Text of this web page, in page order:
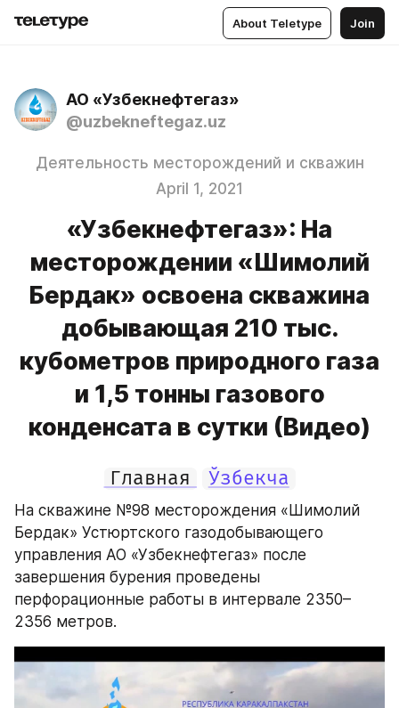
About Teletype Join
АО «Узбекнефтегаз»
@uzbekneftegaz.uz
Деятельность месторождений и скважин
April 1, 2021
«Узбекнефтегаз»: На
месторождении «Шимолий
Бердак» освоена скважина
добывающая 210 тыс.
кубометров природного газа
и 1,5 тонны газового
конденсата в сутки (Видео)
Главная Ўзбекча
На скважине №98 месторождения «Шимолий
Бердак» Устюртского газодобывающего
управления АО «Узбекнефтегаз» после
завершения бурения проведены
перфорационные работы в интервале 2350–
2356 метров.